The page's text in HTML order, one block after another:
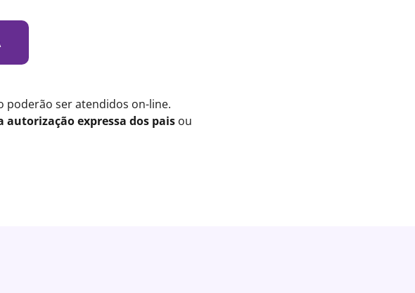
poderão ser atendidos on-line.
autorização expressa dos paisou